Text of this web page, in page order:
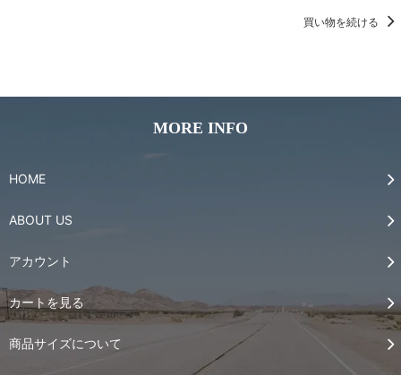
買い物を続ける
MORE INFO
HOME
ABOUT US
アカウント
カートを見る
商品サイズについて